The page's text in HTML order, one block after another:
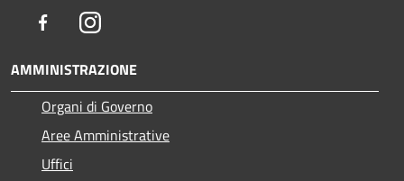
FacebookInstagram
AMMINISTRAZIONE
Organi di Governo
Aree Amministrative
Uffici